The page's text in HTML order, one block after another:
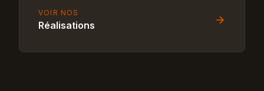
VOIR NOS
Réalisations